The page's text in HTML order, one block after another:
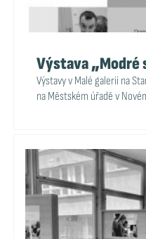
Výstava „Modré
Výstavy v Malé galerii na
na Městském úřadě v